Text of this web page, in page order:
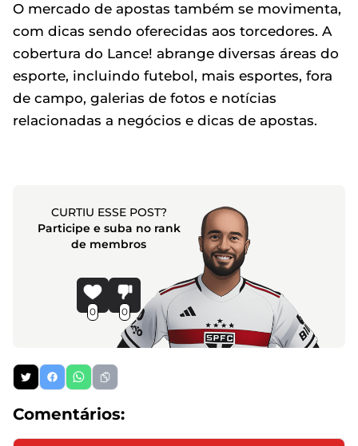
O mercado de apostas também se movimenta,
com dicas sendo oferecidas aos torcedores. A
cobertura do Lance! abrange diversas áreas do
esporte, incluindo futebol, mais esportes, fora
de campo, galerias de fotos e notícias
relacionadas a negócios e dicas de apostas.
CURTIU ESSE POST?
Participe e suba no rank
de membros
0 0
Comentários: